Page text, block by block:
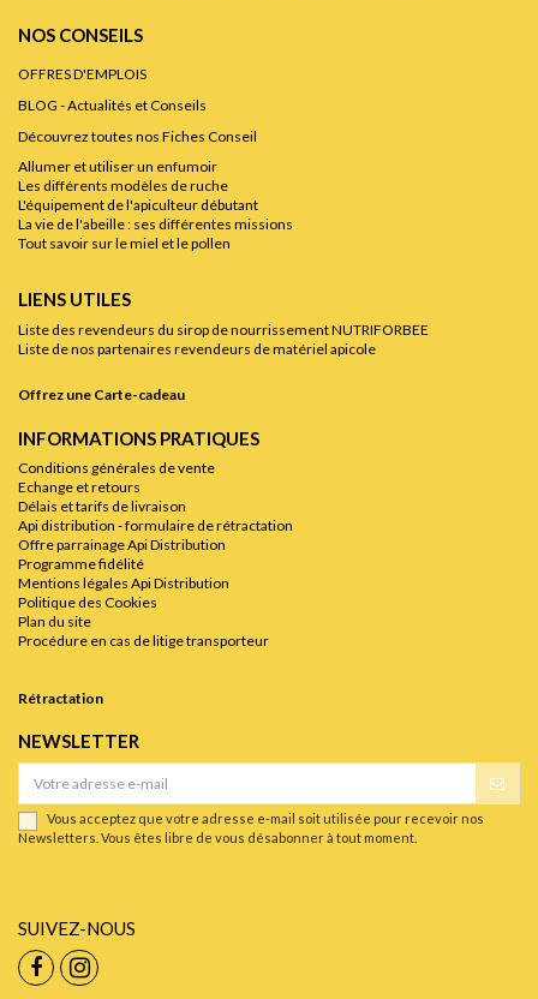
NOS CONSEILS
OFFRES D'EMPLOIS
BLOG - Actualités et Conseils
Découvrez toutes nos Fiches Conseil
Allumer et utiliser un enfumoir
Les différents modèles de ruche
L'équipement de l'apiculteur débutant
La vie de l'abeille : ses différentes missions
Tout savoir sur le miel et le pollen
LIENS UTILES
Liste des revendeurs du sirop de nourrissement NUTRIFORBEE
Liste de nos partenaires revendeurs de matériel apicole
Offrez une Carte-cadeau
INFORMATIONS PRATIQUES
Conditions générales de vente
Echange et retours
Délais et tarifs de livraison
Api distribution - formulaire de rétractation
Offre parrainage Api Distribution
Programme fidélité
Mentions légales Api Distribution
Politique des Cookies
Plan du site
Procédure en cas de litige transporteur
Rétractation
NEWSLETTER
Vous acceptez que votre adresse e-mail soit utilisée pour recevoir nos
Newsletters. Vous êtes libre de vous désabonner à tout moment.
SUIVEZ-NOUS